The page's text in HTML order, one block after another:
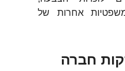
משפטיות אחרות של
חברה